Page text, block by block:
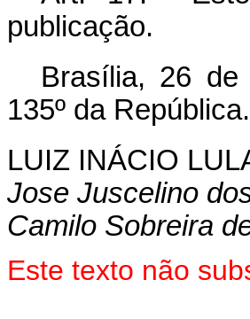
publicação.
Brasília, 26 de
135º da República.
LUIZ INÁCIO
Jose Juscelino
Camilo Sobreira
Este texto não